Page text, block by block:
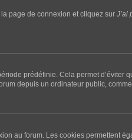
page de connexion et cliquez sur J’ai
prédéfinie. Cela permet d’éviter
depuis un ordinateur public,
au forum. Les cookies permettent